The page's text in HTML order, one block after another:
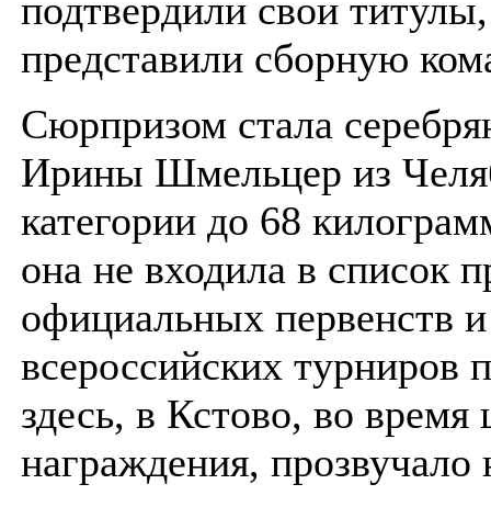
подтвердили свои
представили сборную
Сюрпризом стала
Ирины Шмельцер из
категории до 68
она не входила в список
официальных первенств и
всероссийских турниров
здесь, в Кстово, во время
награждения,